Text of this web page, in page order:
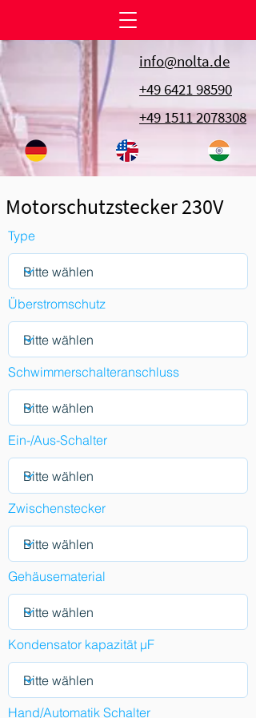
info@nolta.de
+49 6421 98590
+49 1511 2078308
Motorschutzstecker 230V
Type
Überstromschutz
Schwimmerschalteranschluss
Ein-/Aus-Schalter
Zwischenstecker
Gehäusematerial
Kondensator kapazität µF
Hand/Automatik Schalter